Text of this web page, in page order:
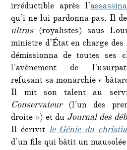
irréductible après l’
qu’i ne lui pardonna pas. Il
ultras(royalistes) sous
ministre d’État en charge
démissionna de toutes ses
l’avènement de
refusant sa monarchie «
Il mit son talent au
Conservateur(l’un des
droite ») et du Journal des
Il écrivitle Génie du
d’un fils qui bâtit un